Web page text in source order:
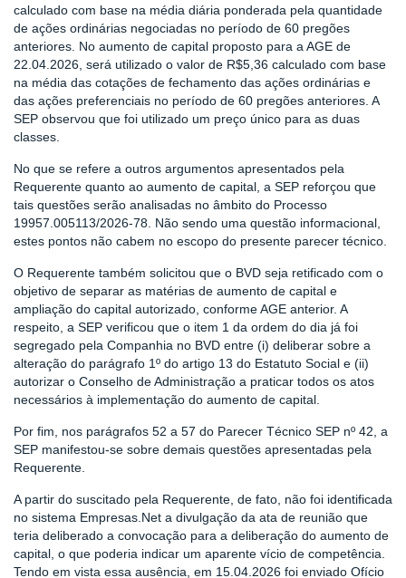
calculado com base na média diária ponderada pela quantidade
de ações ordinárias negociadas no período de 60 pregões
anteriores. No aumento de capital proposto para a AGE de
22.04.2026, será utilizado o valor de R$5,36 calculado com base
na média das cotações de fechamento das ações ordinárias e
das ações preferenciais no período de 60 pregões anteriores. A
SEP observou que foi utilizado um preço único para as duas
classes.
No que se refere a outros argumentos apresentados pela
Requerente quanto ao aumento de capital, a SEP reforçou que
tais questões serão analisadas no âmbito do Processo
19957.005113/2026-78. Não sendo uma questão informacional,
estes pontos não cabem no escopo do presente parecer técnico.
O Requerente também solicitou que o BVD seja retificado com o
objetivo de separar as matérias de aumento de capital e
ampliação do capital autorizado, conforme AGE anterior. A
respeito, a SEP verificou que o item 1 da ordem do dia já foi
segregado pela Companhia no BVD entre (i) deliberar sobre a
alteração do parágrafo 1º do artigo 13 do Estatuto Social e (ii)
autorizar o Conselho de Administração a praticar todos os atos
necessários à implementação do aumento de capital.
Por fim, nos parágrafos 52 a 57 do Parecer Técnico SEP nº 42, a
SEP manifestou-se sobre demais questões apresentadas pela
Requerente.
A partir do suscitado pela Requerente, de fato, não foi identificada
no sistema Empresas.Net a divulgação da ata de reunião que
teria deliberado a convocação para a deliberação do aumento de
capital, o que poderia indicar um aparente vício de competência.
Tendo em vista essa ausência, em 15.04.2026 foi enviado Ofício